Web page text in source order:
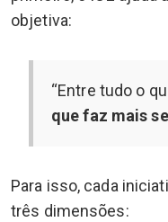
objetiva:
“Entre tudo o
que faz mais
Para isso, cada
três dimensões: